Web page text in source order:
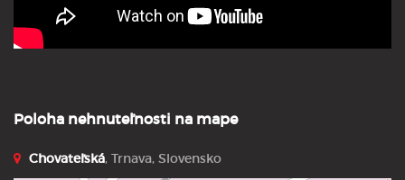
Poloha nehnuteľnosti na mape
Chovateľská, Trnava, Slovensko